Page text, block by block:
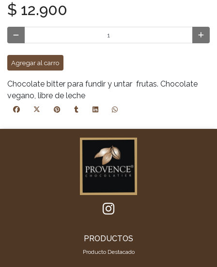
$ 12.900
Agregar al carro
Chocolate bitter para fundir y untar frutas. Chocolate
vegano, libre de leche
PRODUCTOS
Producto Destacado